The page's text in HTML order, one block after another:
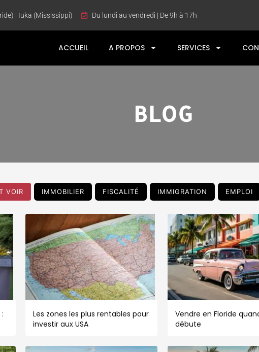
| Iuka (Mississippi) Du lundi au vendredi | De 9h à 17h
ACCUEIL A PROPOS SERVICES
BLOG
VOIR IMMOBILIER FISCALITÉ IMMIGRATION EMPLOI
Les zones les plus rentables pour
investir aux USA
Vendre en Floride
débute